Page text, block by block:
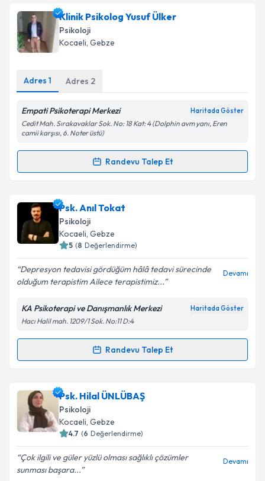
Uzm. Eda Aktürkiçin randevu takvimi talebi
oluşturun. Size bu uzmandan randevu almanız için bir
takvim hazırlandığında e-posta ile bilgilendireceğiz.
Kişisel verilerimin işlenmesine ilişkinAydınlatma
Metni'ni okudum ve kişisel verilerimin belirtilen
Klinik Psikolog Yusuf Ülker
Psikoloji
Kocaeli, Gebze
Adres 1 Adres 2
Empati Psikoterapi Merkezi Haritada Göster
Cedit Mah. Sırakavaklar Sok. No: 18 Kat: 4 (Dolphin avm yanı, Eren
camii karşısı, 6. Noter üstü)
Randevu Talep Et
Randevu Takvimi Talebi
Klinik Psikolog Yusuf Ülker
talebi oluşturun. Size bu uzmandan randevu almanız
için bir takvim hazırlandığında e-posta ile
bilgilendireceğiz.
E-posta Adresiniz
Kişisel verilerimin işlenmesine ilişkin
Metni'ni okudum ve kişisel verilerimin belirtilen
kapsamda işlenmesini kabul ediyorum.
Psk. Anıl Tokat
Psikoloji
Kocaeli, Gebze
5 (8 Değerlendirme)
Depresyon tedavisi gördüğüm hâlâ tedavi sürecinde
olduğum terapistim Ailece terapistimiz...
Devamı
KA Psikoterapi ve Danışmanlık Merkezi Haritada Göster
Hacı Halil mah. 1209/1 Sok. No:11 D:4
Randevu Talep Et
Randevu Takvimi Talebi
Psk. Anıl Tokat için randevu takvimi talebi oluşturun.
Size bu uzmandan randevu almanız için bir takvim
hazırlandığında e-posta ile bilgilendireceğiz.
Psk. Hilal ÜNLÜBAŞ
Psikoloji
Kocaeli, Gebze
4.7 (6 Değerlendirme)
Çok ilgili ve güler yüzlü olması sağlıklı çözümler
sunması başara...
Devamı